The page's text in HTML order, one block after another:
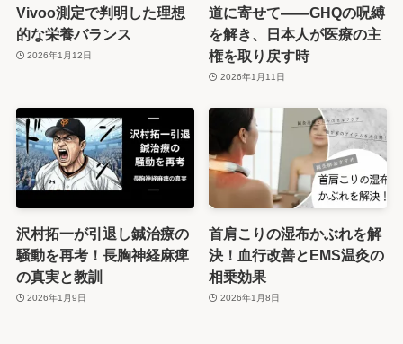
Vivoo測定で判明した理想
的な栄養バランス
2026年1月12日
道に寄せて——GHQの呪縛
を解き、日本人が医療の主
権を取り戻す時
2026年1月11日
沢村拓一が引退し鍼治療の
騒動を再考！長胸神経麻痺
の真実と教訓
2026年1月9日
首肩こりの湿布かぶれを解
決！血行改善とEMS温灸の
相乗効果
2026年1月8日